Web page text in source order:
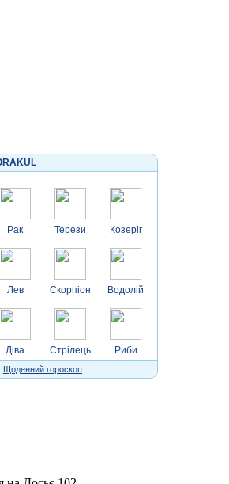
Рак
Лев
Діва
Терези
Скорпіон
Стрілець
Козеріг
Водолій
Риби
Щоденний гороскоп